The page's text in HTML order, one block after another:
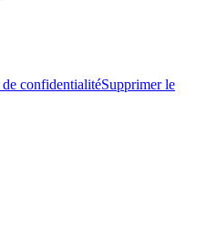
confidentialitéSupprimer le